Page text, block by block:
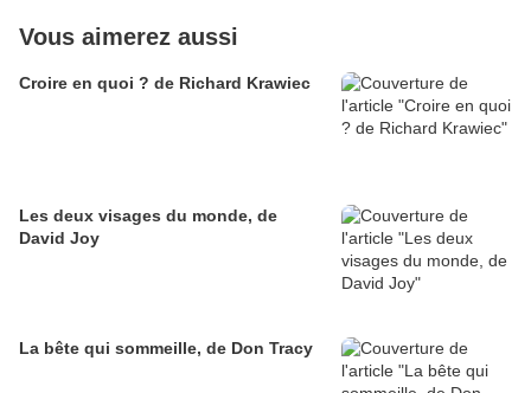
Vous aimerez aussi
Croire en quoi ? de Richard Krawiec
Les deux visages du monde, de
David Joy
La bête qui sommeille, de Don Tracy